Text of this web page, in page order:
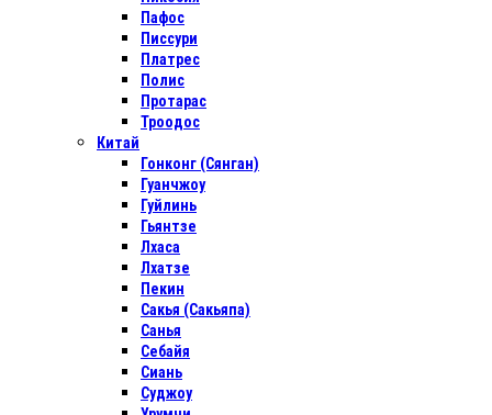
Пафос
Писсури
Платрес
Полис
Протарас
Троодос
Китай
Гонконг (Сянган)
Гуанчжоу
Гуйлинь
Гьянтзе
Лхаса
Лхатзе
Пекин
Сакья (Сакьяпа)
Санья
Себайя
Сиань
Суджоу